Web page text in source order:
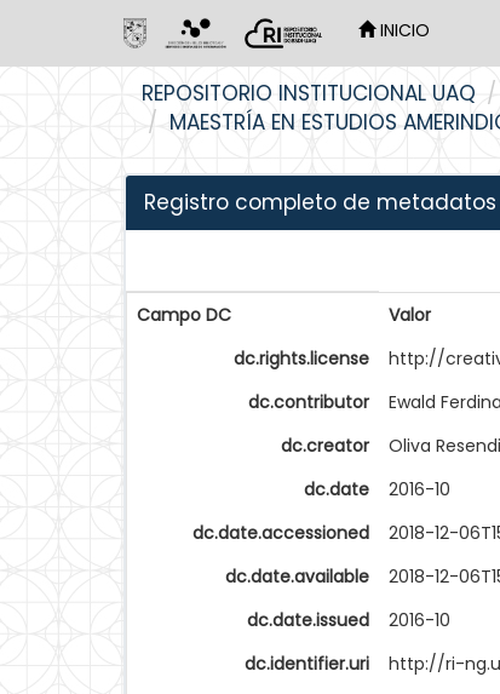
INICIO
REPOSITORIO INSTITUCIONAL UAQ
MAESTRÍA EN ESTUDIOS
Registro completo de metadatos
Campo DC Valor
dc.rights.license
http://
dc.contributor
Ewald
dc.creator
Oliva
dc.date
2016-10
dc.date.accessioned
2018-12-
dc.date.available
2018-12-
dc.date.issued
2016-10
dc.identifier.uri
http://ri-